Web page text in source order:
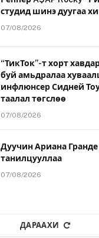
студид шинэ дуугаа
07/08/2026
“ТикТок”-т хорт
буй амьдралаа
инфлюнсер Сидней
таалал төгслөө
07/08/2026
Дуучин Ариана
танилцууллаа
07/08/2026
ДАРААХИ